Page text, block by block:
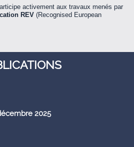
activement aux travaux menés par
REV (Recognised European
2025